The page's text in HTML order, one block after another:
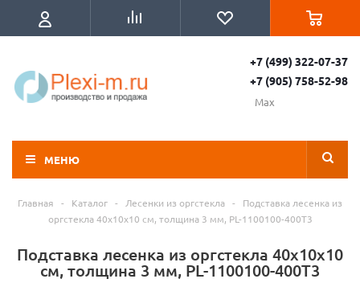
+7 (499) 322-07-37
+7 (905) 758-52-98
Max
МЕНЮ
Главная - Каталог - Лесенки из оргстекла -
Подставка лесенка из
оргстекла 40x10х10 см, толщина 3 мм, PL-1100100-400T3
Подставка лесенка из оргстекла 40x10х10
см, толщина 3 мм, PL-1100100-400T3